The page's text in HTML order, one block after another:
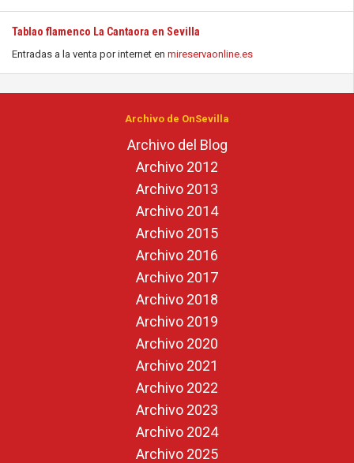
Tablao flamenco La Cantaora en Sevilla
Entradas a la venta por internet en mireservaonline.es
Archivo de OnSevilla
Archivo del Blog
Archivo 2012
Archivo 2013
Archivo 2014
Archivo 2015
Archivo 2016
Archivo 2017
Archivo 2018
Archivo 2019
Archivo 2020
Archivo 2021
Archivo 2022
Archivo 2023
Archivo 2024
Archivo 2025